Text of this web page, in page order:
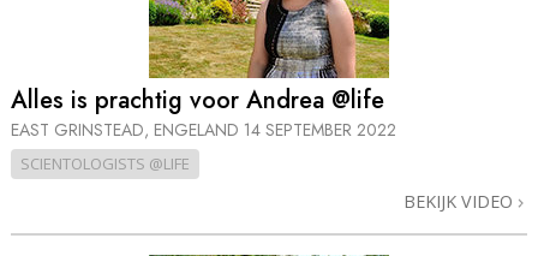
Alles is prachtig voor Andrea @life
EAST GRINSTEAD, ENGELAND 14 SEPTEMBER 2022
SCIENTOLOGISTS @LIFE
BEKIJK VIDEO